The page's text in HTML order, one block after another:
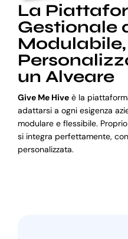
La
Gestionale
Modulabile,
un Alveare
Give Me Hiveè la
adattarsi a ogni esigenza
modulare e flessibile.
si integra perfettamente,
personalizzata.